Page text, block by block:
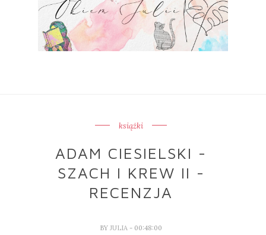
książki
ADAM CIESIELSKI -
SZACH I KREW II -
RECENZJA
BYJULIA - 00:48:00